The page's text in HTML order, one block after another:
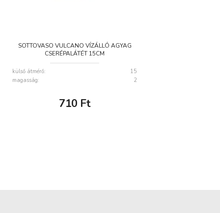
SOTTOVASO VULCANO VÍZÁLLÓ AGYAG
CSERÉPALÁTÉT 15CM
külső átmérő:
15
magasság:
2
710 Ft